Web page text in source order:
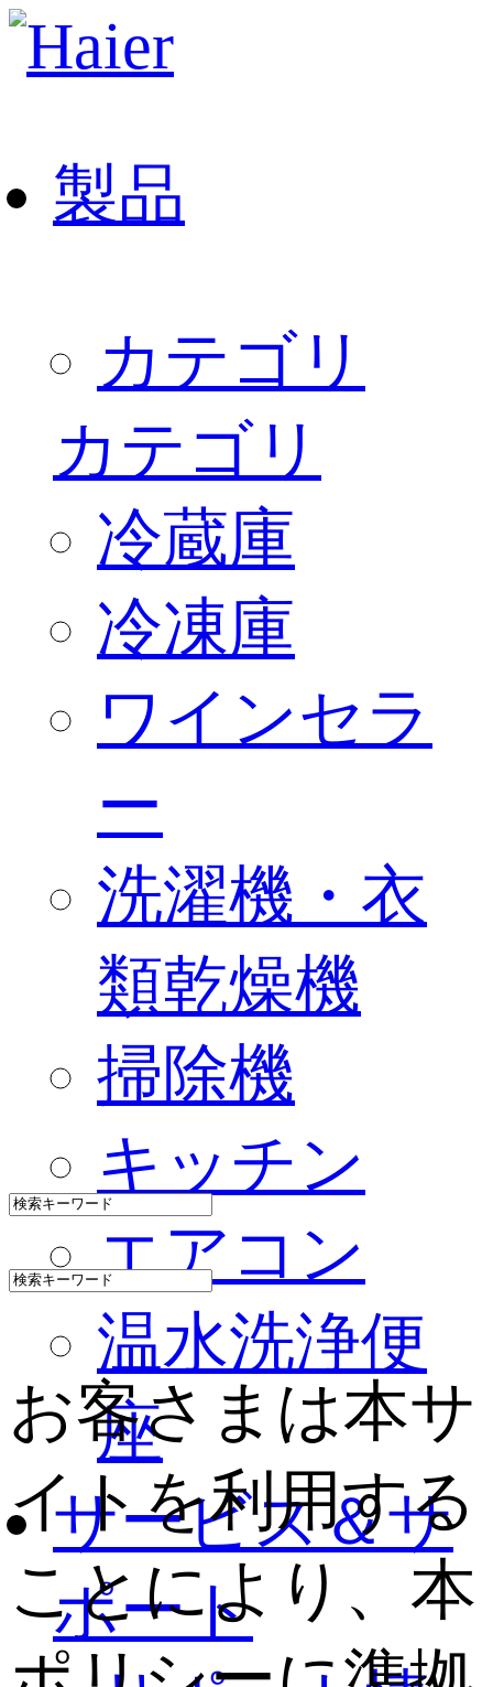
製品
カテゴリ
カテゴリ
冷蔵庫
冷凍庫
ワインセラ
ー
洗濯機・衣
類乾燥機
掃除機
キッチン
エアコン
温水洗浄便
座
サービス＆サ
ポート
お客さまは本サ
イトを利用する
ことにより、本